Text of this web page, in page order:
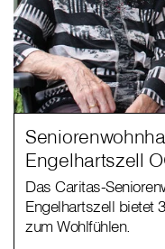
Engelhartszell
Das Caritas-
Engelhartszell bietet
zum Wohlfühlen.